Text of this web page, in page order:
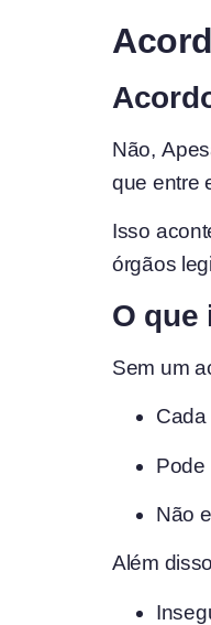
Não,
que entre
Isso
órgãos
O que
Sem um
Cada
Pode
Não
Além